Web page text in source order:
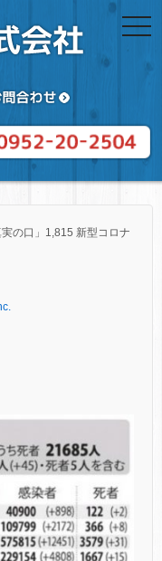
実の口」1,815 新型コロナ